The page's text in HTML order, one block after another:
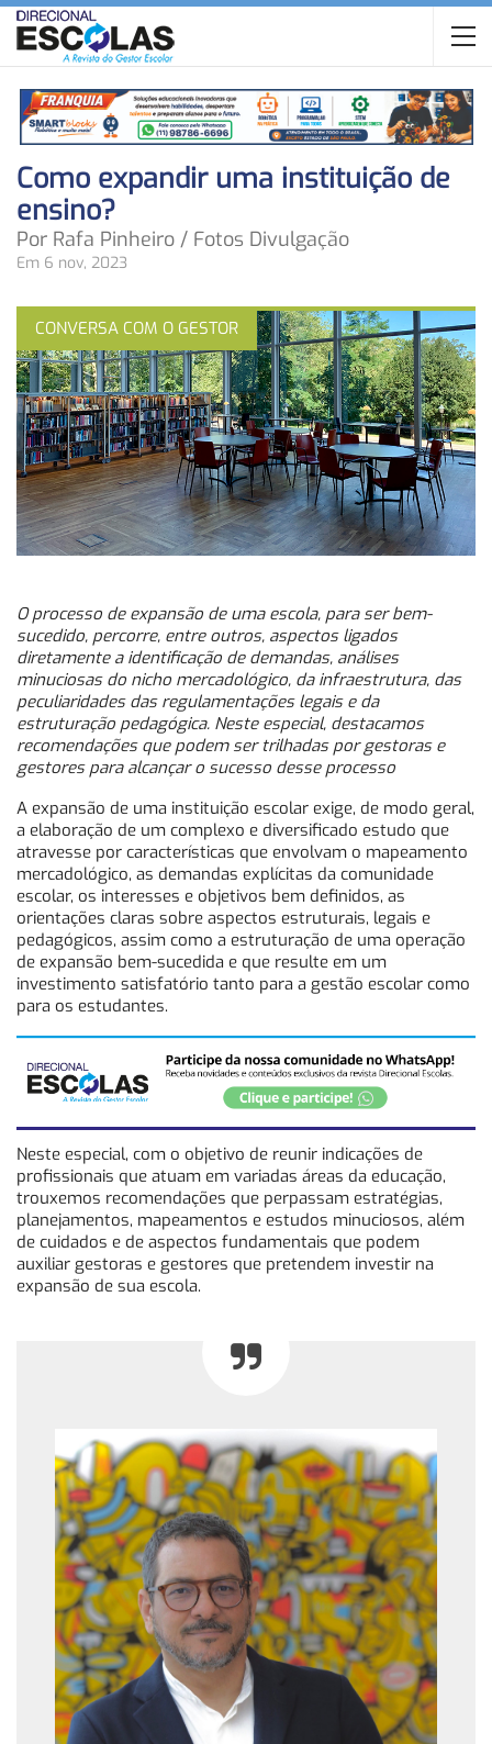
Como expandir uma instituição de
ensino?
Por Rafa Pinheiro / Fotos Divulgação
Em 6 nov, 2023
CONVERSA COM O GESTOR
O processo de expansão de uma escola, para ser bem-
sucedido, percorre, entre outros, aspectos ligados
diretamente a identificação de demandas, análises
minuciosas do nicho mercadológico, da infraestrutura, das
peculiaridades das regulamentações legais e da
estruturação pedagógica. Neste especial, destacamos
recomendações que podem ser trilhadas por gestoras e
gestores para alcançar o sucesso desse processo
A expansão de uma instituição escolar exige, de modo geral,
a elaboração de um complexo e diversificado estudo que
atravesse por características que envolvam o mapeamento
mercadológico, as demandas explícitas da comunidade
escolar, os interesses e objetivos bem definidos, as
orientações claras sobre aspectos estruturais, legais e
pedagógicos, assim como a estruturação de uma operação
de expansão bem-sucedida e que resulte em um
investimento satisfatório tanto para a gestão escolar como
para os estudantes.
Neste especial, com o objetivo de reunir indicações de
profissionais que atuam em variadas áreas da educação,
trouxemos recomendações que perpassam estratégias,
planejamentos, mapeamentos e estudos minuciosos, além
de cuidados e de aspectos fundamentais que podem
auxiliar gestoras e gestores que pretendem investir na
expansão de sua escola.